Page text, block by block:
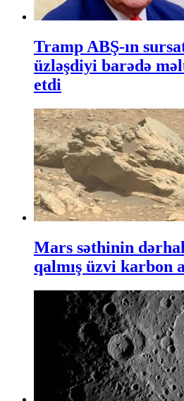
Tramp ABŞ-ın
üzləşdiyi barədə
etdi
Mars səthinin
qalmış üzvi karbon